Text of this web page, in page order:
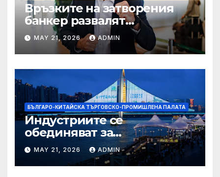
Връзките на затворения
банкер развалят
надеждите на Флавио
Болсонаро за президент на
Бразилия
MAY 21, 2026 ADMIN
БЪЛГАРО-КИТАЙСКА ТЪРГОВСКО-ПРОМИШЛЕНА ПАЛАТА
Индустриите се
обединяват за
висококачествен растеж на
културния и
туристическия сектор
MAY 21, 2026 ADMIN